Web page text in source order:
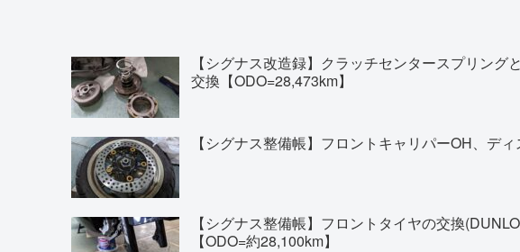
【シグナス改造録】クラッチセンタースプリン
交換【ODO=28,473km】
【シグナス整備帳】フロントキャリパーOH、デ
【シグナス整備帳】フロントタイヤの交換
【ODO=約28,100km】